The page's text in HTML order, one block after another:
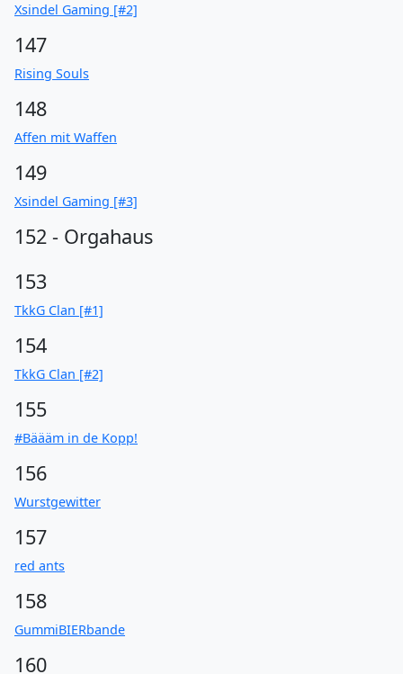
Xsindel Gaming [#2]
147
Rising Souls
148
Affen mit Waffen
149
Xsindel Gaming [#3]
152 - Orgahaus
153
TkkG Clan [#1]
154
TkkG Clan [#2]
155
#Bäääm in de Kopp!
156
Wurstgewitter
157
red ants
158
GummiBIERbande
160